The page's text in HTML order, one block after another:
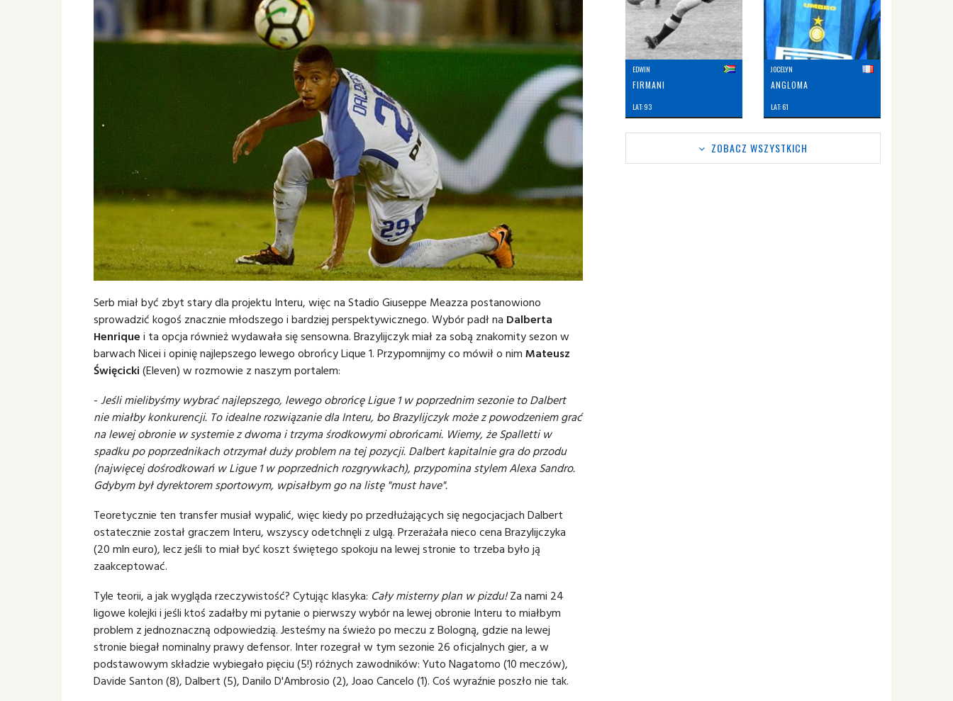
Serb miał być zbyt stary dla projektu Interu, więc na Stadio Giuseppe Meazza postanowiono
sprowadzić kogoś znacznie młodszego i bardziej perspektywicznego. Wybór padł na Dalberta
Henrique i ta opcja również wydawała się sensowna. Brazylijczyk miał za sobą znakomity sezon w
barwach Nicei i opinię najlepszego lewego obrońcy Lique 1. Przypomnijmy co mówił o nim Mateusz
Święcicki (Eleven) w rozmowie z naszym portalem:
- Jeśli mielibyśmy wybrać najlepszego, lewego obrońcę Ligue 1 w poprzednim sezonie to Dalbert
nie miałby konkurencji. To idealne rozwiązanie dla Interu, bo Brazylijczyk może z powodzeniem grać
na lewej obronie w systemie z dwoma i trzyma środkowymi obrońcami. Wiemy, że Spalletti w
spadku po poprzednikach otrzymał duży problem na tej pozycji. Dalbert kapitalnie gra do przodu
(najwięcej dośrodkowań w Ligue 1 w poprzednich rozgrywkach), przypomina stylem Alexa Sandro.
Gdybym był dyrektorem sportowym, wpisałbym go na listę "must have".
Teoretycznie ten transfer musiał wypalić, więc kiedy po przedłużających się negocjacjach Dalbert
ostatecznie został graczem Interu, wszyscy odetchnęli z ulgą. Przerażała nieco cena Brazylijczyka
(20 mln euro), lecz jeśli to miał być koszt świętego spokoju na lewej stronie to trzeba było ją
zaakceptować.
Tyle teorii, a jak wygląda rzeczywistość? Cytując klasyka: Cały misterny plan w pizdu!Za nami 24
ligowe kolejki i jeśli ktoś zadałby mi pytanie o pierwszy wybór na lewej obronie Interu to miałbym
problem z jednoznaczną odpowiedzią. Jesteśmy na świeżo po meczu z Bologną, gdzie na lewej
stronie biegał nominalny prawy defensor. Inter rozegrał w tym sezonie 26 oficjalnych gier, a w
podstawowym składzie wybiegało pięciu (5!) różnych zawodników: Yuto Nagatomo (10 meczów),
Davide Santon (8), Dalbert (5), Danilo D'Ambrosio (2), Joao Cancelo (1). Coś wyraźnie poszło nie tak.
EDWIN
FIRMANI
LAT: 93
JOCELYN
ANGLOMA
LAT: 61
ZOBACZ WSZYSTKICH